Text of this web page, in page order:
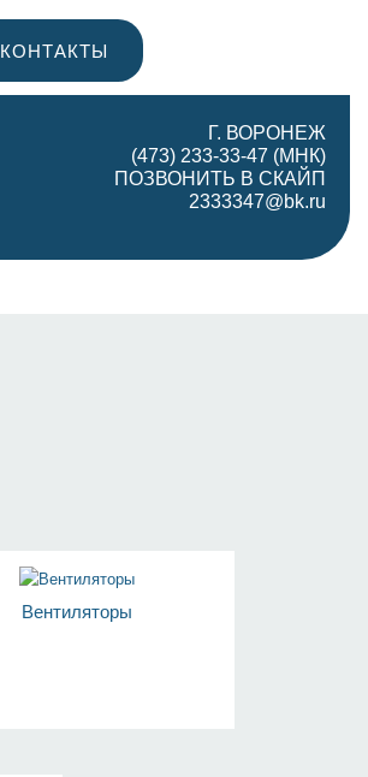
КОНТАКТЫ
Г. ВОРОНЕЖ
(473) 233-33-47 (МНК)
ПОЗВОНИТЬ В СКАЙП
2333347@bk.ru
Вентиляторы